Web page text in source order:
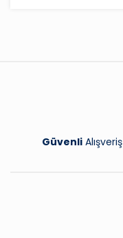
Güvenli Alışveriş